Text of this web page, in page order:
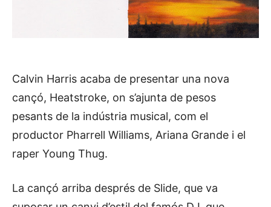
Calvin Harris acaba de presentar una nova
cançó, Heatstroke, on s’ajunta de pesos
pesants de la indústria musical, com el
productor Pharrell Williams, Ariana Grande i el
raper Young Thug.
La cançó arriba després de Slide, que va